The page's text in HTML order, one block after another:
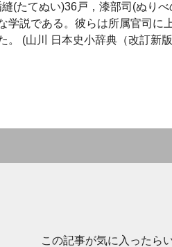
(たてぬい)36戸，漆部司(ぬり
学説である。彼らは所属官司に
。 (山川 日本史小辞典（改訂新
この記事が気に入ったら